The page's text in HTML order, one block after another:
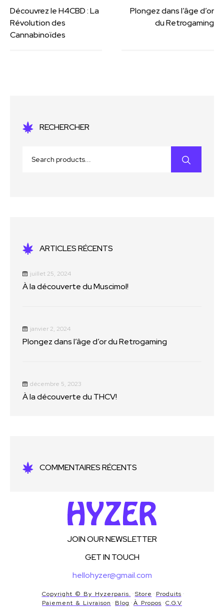
Découvrez le H4CBD : La
Révolution des
Cannabinoïdes
Plongez dans l’âge d’or
du Retrogaming
RECHERCHER
ARTICLES RÉCENTS
À la découverte du Muscimol!
juillet 25, 2024
Plongez dans l’âge d’or du Retrogaming
janvier 2, 2024
À la découverte du THCV!
décembre 5, 2023
COMMENTAIRES RÉCENTS
JOIN OUR NEWSLETTER
GET IN TOUCH
hellohyzer@gmail.com
Copyright © By Hyzerparis. Store
Produits
Paiement & Livraison
Blog À Propos C.G.V